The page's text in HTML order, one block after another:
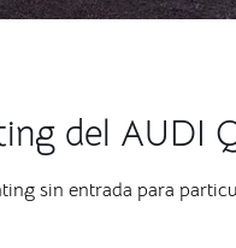
del AUDI
sin entrada para